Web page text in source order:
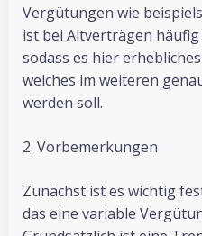
Vergütungen wie
ist bei Altverträgen
sodass es hier
welches im weiteren
werden soll.
2. Vorbemerkungen
Zunächst ist es wichtig
das eine variable